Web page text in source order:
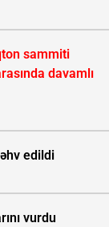
sammiti
davamlı
edildi
vurdu